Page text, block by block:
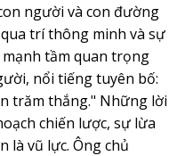
người và con đường
trí thông minh và sự
tầm quan trọng
nổi tiếng tuyên bố:
trăm thắng." Những lời
chiến lược, sự lừa
là vũ lực. Ông chủ